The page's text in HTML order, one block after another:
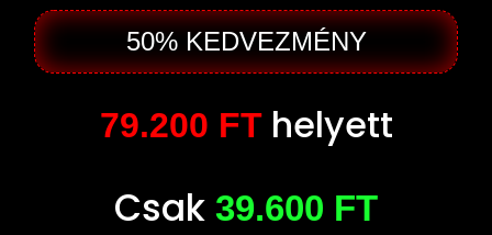
50% KEDVEZMÉNY
79.200 FT helyett
Csak 39.600 FT